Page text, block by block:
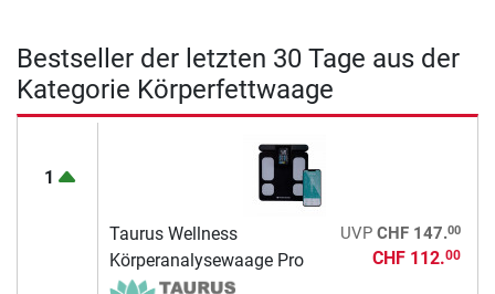
Bestseller der letzten 30 Tage aus der
Kategorie Körperfettwaage
1
Taurus Wellness
Körperanalysewaage Pro
UVP CHF 147.00
CHF 112.00